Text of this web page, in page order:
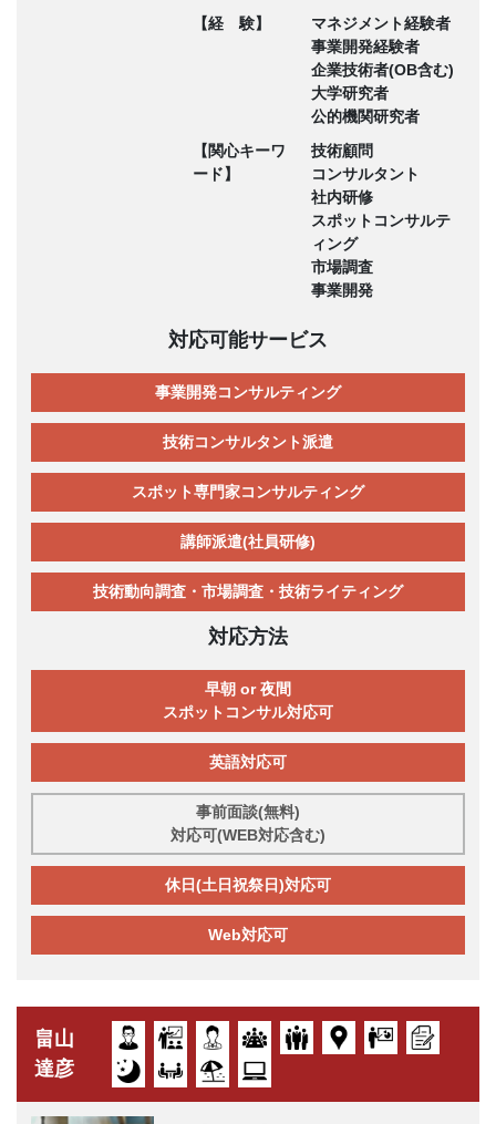
【経 験】
マネジメント経験者
事業開発経験者
企業技術者(OB含む)
大学研究者
公的機関研究者
【関心キーワ
ード】
技術顧問
コンサルタント
社内研修
スポットコンサルテ
ィング
市場調査
事業開発
対応可能サービス
事業開発コンサルティング
技術コンサルタント派遣
スポット専門家コンサルティング
講師派遣(社員研修)
技術動向調査・市場調査・技術ライティング
対応方法
早朝 or 夜間
スポットコンサル対応可
英語対応可
事前面談(無料)
対応可(WEB対応含む)
休日(土日祝祭日)対応可
Web対応可
畠山
達彦